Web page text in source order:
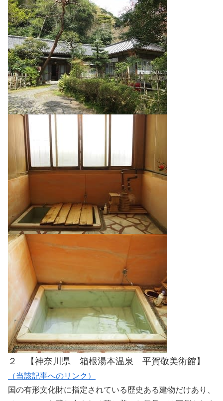
２ 【神奈川県 箱根湯本温泉 平賀敬美術館】
（当該記事へのリンク）
国の有形文化財に指定されている歴史ある建物だけあり、